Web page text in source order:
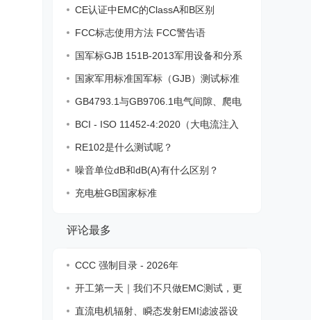
CE认证中EMC的ClassA和B区别
FCC标志使用方法 FCC警告语
国军标GJB 151B-2013军用设备和分系
统电磁
国家军用标准国军标（GJB）测试标准
一览表
GB4793.1与GB9706.1电气间隙、爬电
距离、电
BCI - ISO 11452-4:2020（大电流注入
法）RE102是什么测试呢？
噪音单位dB和dB(A)有什么区别？
充电桩GB国家标准
评论最多
CCC 强制目录 - 2026年
开工第一天｜我们不只做EMC测试，更
解决现
直流电机辐射、瞬态发射EMI滤波器设